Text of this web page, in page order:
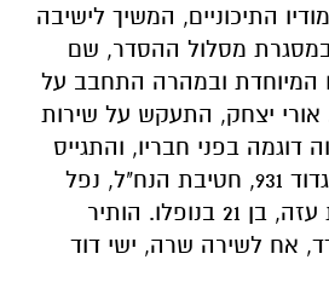
התיכוניים, המשיך לישיבה
מסלול ההסדר, שם
המיוחדת ובמהרה התחבב על
אורי יצחק, התעקש על שירות
דוגמה בפני חבריו, והתגייס
לצה"ל והיה לוחם בגדוד 931, חטיבת הנח"ל, נפל
בקרב בדרום רצועת עזה, בן 21 בנופלו. הותיר
אח לשירה שרה, ישי דוד